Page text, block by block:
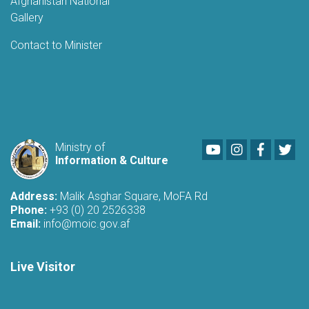
Gallery
Contact to Minister
Ministry of
Information & Culture
YoutubeLinkedIn
Address: Malik Asghar Square, MoFA Rd
Phone: +93 (0) 20 2526338
Email: info@moic.gov.af
Live Visitor